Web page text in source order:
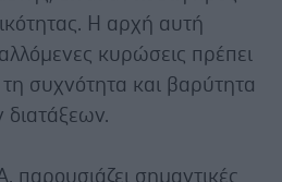
Η αρχή αυτή
κυρώσεις πρέπει
συχνότητα και βαρύτητα
παρουσιάζει σημαντικές